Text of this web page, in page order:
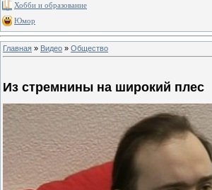
Хобби и образование
Юмор
Главная » Видео » Общество
Из стремнины на широкий плес